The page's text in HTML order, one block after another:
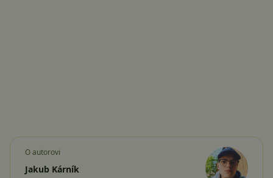
O autorovi
Jakub Kárník